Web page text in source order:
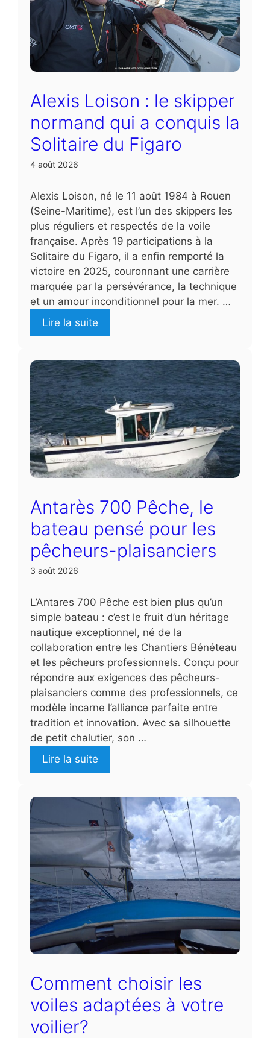
Alexis Loison : le skipper
normand qui a conquis la
Solitaire du Figaro
4 août 2026
Alexis Loison, né le 11 août 1984 à Rouen
(Seine-Maritime), est l’un des skippers les
plus réguliers et respectés de la voile
française. Après 19 participations à la
Solitaire du Figaro, il a enfin remporté la
victoire en 2025, couronnant une carrière
marquée par la persévérance, la technique
et un amour inconditionnel pour la mer. …
Lire la suite
Antarès 700 Pêche, le
bateau pensé pour les
pêcheurs-plaisanciers
3 août 2026
L’Antares 700 Pêche est bien plus qu’un
simple bateau : c’est le fruit d’un héritage
nautique exceptionnel, né de la
collaboration entre les Chantiers Bénéteau
et les pêcheurs professionnels. Conçu pour
répondre aux exigences des pêcheurs-
plaisanciers comme des professionnels, ce
modèle incarne l’alliance parfaite entre
tradition et innovation. Avec sa silhouette
de petit chalutier, son …
Lire la suite
Comment choisir les
voiles adaptées à votre
voilier?